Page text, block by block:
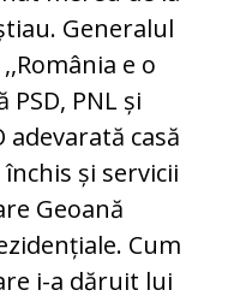
Generalul
e o
PNL și
adevarată casă
și servicii
Geoană
Cum
i-a dăruit lui